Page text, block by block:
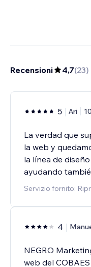
Recensioni 4,7(23)
5 Ari
La verdad que
la web y
la línea de
ayudando
Servizio fornito:
4
NEGRO
web del